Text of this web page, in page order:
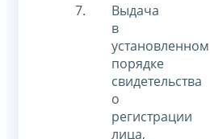
Выдача
в
установленном
порядке
свидетельства
о
регистрации
лица,